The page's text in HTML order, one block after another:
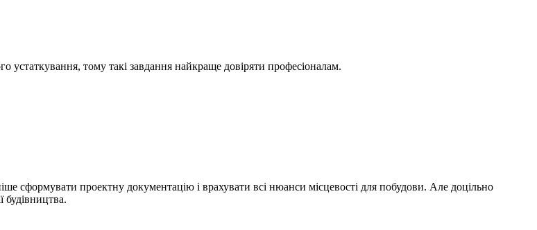
устаткування, тому такі завдання найкраще довіряти професіоналам.
сформувати проектну документацію і врахувати всі нюанси місцевості для побудови. Але доцільно
будівництва.